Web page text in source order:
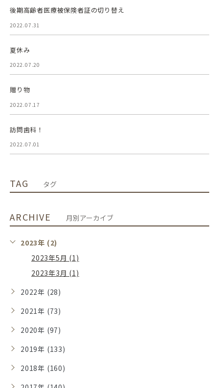
後期高齢者医療被保険者証の切り替え
2022.07.31
夏休み
2022.07.20
贈り物
2022.07.17
訪問歯科！
2022.07.01
TAG タグ
ARCHIVE 月別アーカイブ
2023年 (2)
2023年5月 (1)
2023年3月 (1)
2022年 (28)
2021年 (73)
2020年 (97)
2019年 (133)
2018年 (160)